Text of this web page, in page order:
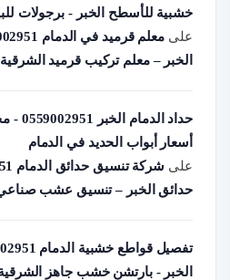
خشبية للأسطح الخبر - برجولات
على
الخبر – معلم تركيب قرميد الشرقية
حداد
أسعار أبواب الحديد في الدمام
على
حدائق الخبر – تنسيق عشب
الخبر - بارتشن خشب جاهز